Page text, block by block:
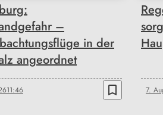
–
in der
angeordnet
11:46 bookmark_border 7.